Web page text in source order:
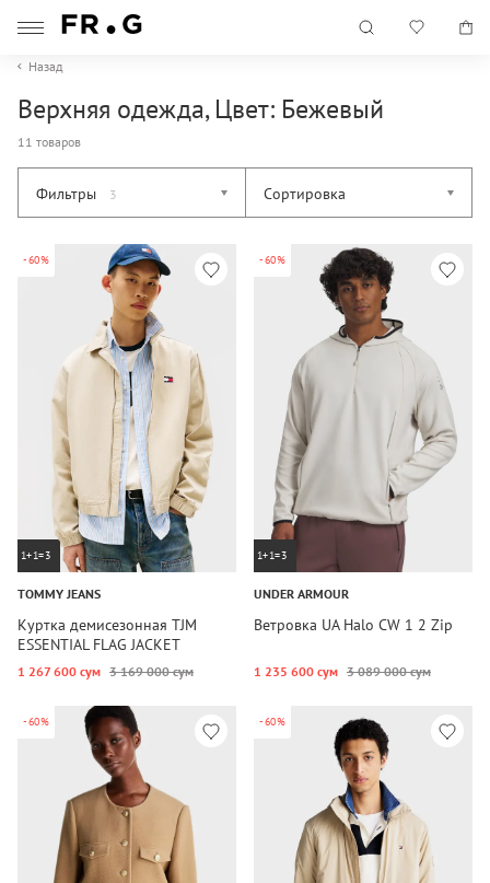
Назад
Верхняя одежда, Цвет: Бежевый
11 товаров
Фильтры 3 Сортировка
-60%
1+1=3
TOMMY JEANS
Куртка демисезонная TJM
ESSENTIAL FLAG JACKET
1 267 600 сум 3 169 000 сум
-60%
1+1=3
UNDER ARMOUR
Ветровка UA Halo CW 1 2 Zip
1 235 600 сум 3 089 000 сум
-60% -60%